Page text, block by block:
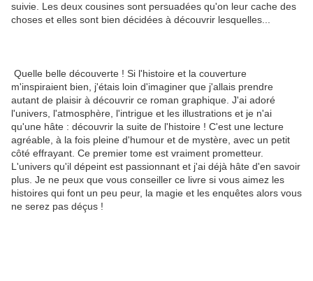
suivie. Les deux cousines sont persuadées qu'on leur cache des
choses et elles sont bien décidées à découvrir lesquelles...
Quelle belle découverte ! Si l'histoire et la couverture
m'inspiraient bien, j'étais loin d'imaginer que j'allais prendre
autant de plaisir à découvrir ce roman graphique. J'ai adoré
l'univers, l'atmosphère, l'intrigue et les illustrations et je n'ai
qu'une hâte : découvrir la suite de l'histoire ! C'est une lecture
agréable, à la fois pleine d'humour et de mystère, avec un petit
côté effrayant. Ce premier tome est vraiment prometteur.
L'univers qu'il dépeint est passionnant et j'ai déjà hâte d'en savoir
plus. Je ne peux que vous conseiller ce livre si vous aimez les
histoires qui font un peu peur, la magie et les enquêtes alors vous
ne serez pas déçus !